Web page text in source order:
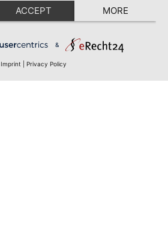
ACCEPT MORE
&
Imprint Privacy Policy